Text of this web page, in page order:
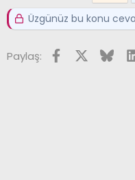
Üzgünüz bu konu
Paylaş: Facebook
X